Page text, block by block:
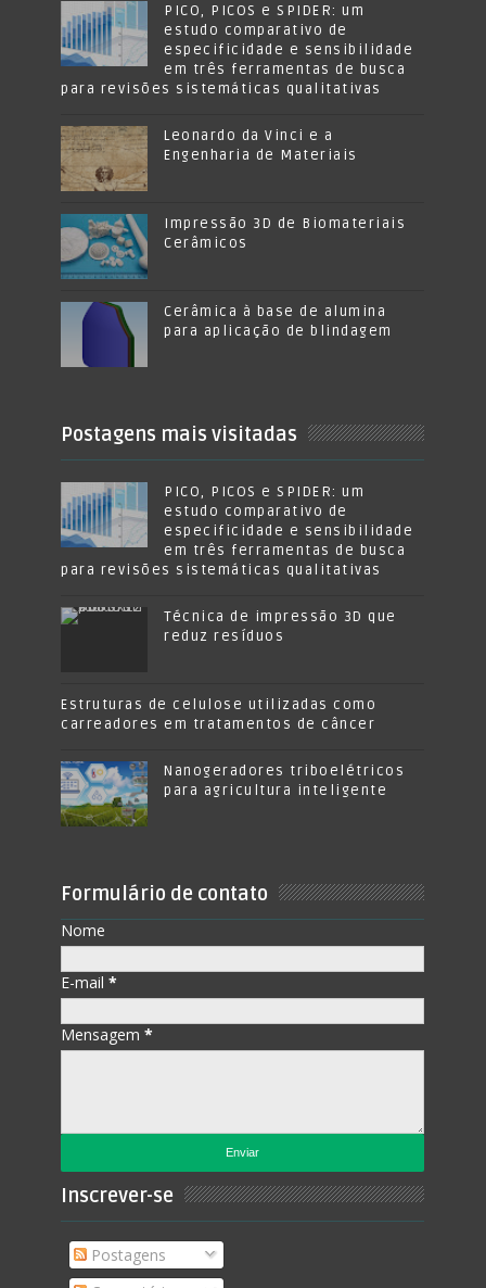
PICO, PICOS e SPIDER: um
estudo comparativo de
especificidade e sensibilidade
em três ferramentas de busca
para revisões sistemáticas qualitativas
Leonardo da Vinci e a
Engenharia de Materiais
Impressão 3D de Biomateriais
Cerâmicos
Cerâmica à base de alumina
para aplicação de blindagem
Postagens mais visitadas
PICO, PICOS e SPIDER: um
estudo comparativo de
especificidade e sensibilidade
em três ferramentas de busca
para revisões sistemáticas qualitativas
Técnica de impressão 3D que
reduz resíduos
Estruturas de celulose utilizadas como
carreadores em tratamentos de câncer
Nanogeradores triboelétricos
para agricultura inteligente
Formulário de contato
Nome
E-mail*
Mensagem*
Inscrever-se
Postagens